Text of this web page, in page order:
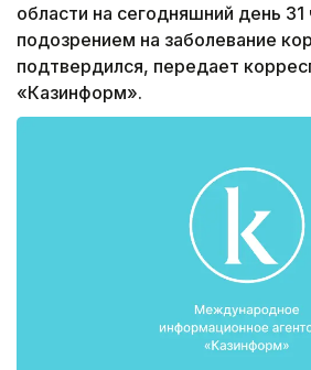
области на сегодняшний день
подозрением на заболевание
подтвердился, передает
«Казинформ».